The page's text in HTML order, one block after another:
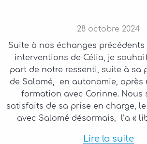
28 octobre 2024
Suite à nos échanges
interventions de Célia, je
part de notre ressenti, suite à sa
de Salomé, en autonomie, après
formation avec Corinne. Nous
satisfaits de sa prise en charge, le
avec Salomé désormais, l’a «
Lire la suite